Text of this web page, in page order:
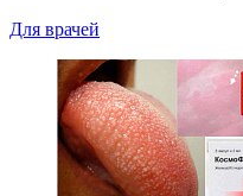
Для врачей